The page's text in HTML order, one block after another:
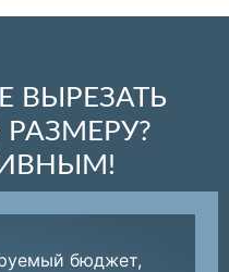
ВЫРЕЗАТЬ
бюджет,